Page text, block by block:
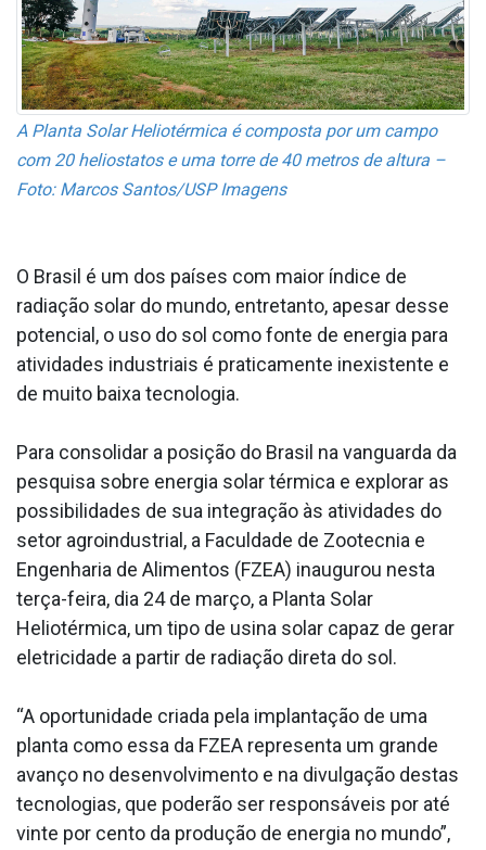
A Planta Solar Heliotérmica é composta por um campo
com 20 heliostatos e uma torre de 40 metros de altura –
Foto: Marcos Santos/USP Imagens
O Brasil é um dos países com maior índice de
radiação solar do mundo, entretanto, apesar desse
potencial, o uso do sol como fonte de energia para
atividades industriais é praticamente inexistente e
de muito baixa tecnologia.
Para consolidar a posição do Brasil na vanguarda da
pesquisa sobre energia solar térmica e explorar as
possibilidades de sua integração às atividades do
setor agroindustrial, a Faculdade de Zootecnia e
Engenharia de Alimentos (FZEA) inaugurou nesta
terça-feira, dia 24 de março, a Planta Solar
Heliotérmica, um tipo de usina solar capaz de gerar
eletricidade a partir de radiação direta do sol.
“A oportunidade criada pela implantação de uma
planta como essa da FZEA representa um grande
avanço no desenvolvimento e na divulgação destas
tecnologias, que poderão ser responsáveis por até
vinte por cento da produção de energia no mundo”,